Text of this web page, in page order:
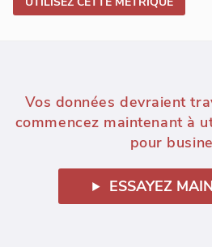
Vos données devraient
commencez maintenant à
pour
ESSAYEZ